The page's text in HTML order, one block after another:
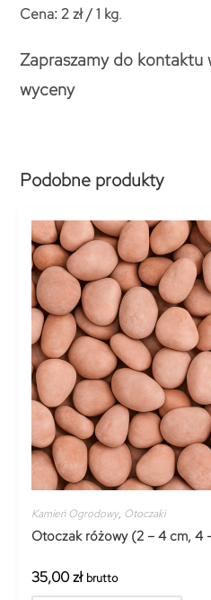
Cena: 2 zł / 1 kg.
Zapraszamy do kontaktu
wyceny
Podobne produkty
Kamień Ogrodowy, Otoczaki
Otoczak różowy (2 – 4 cm, 4
35,00zł brutto